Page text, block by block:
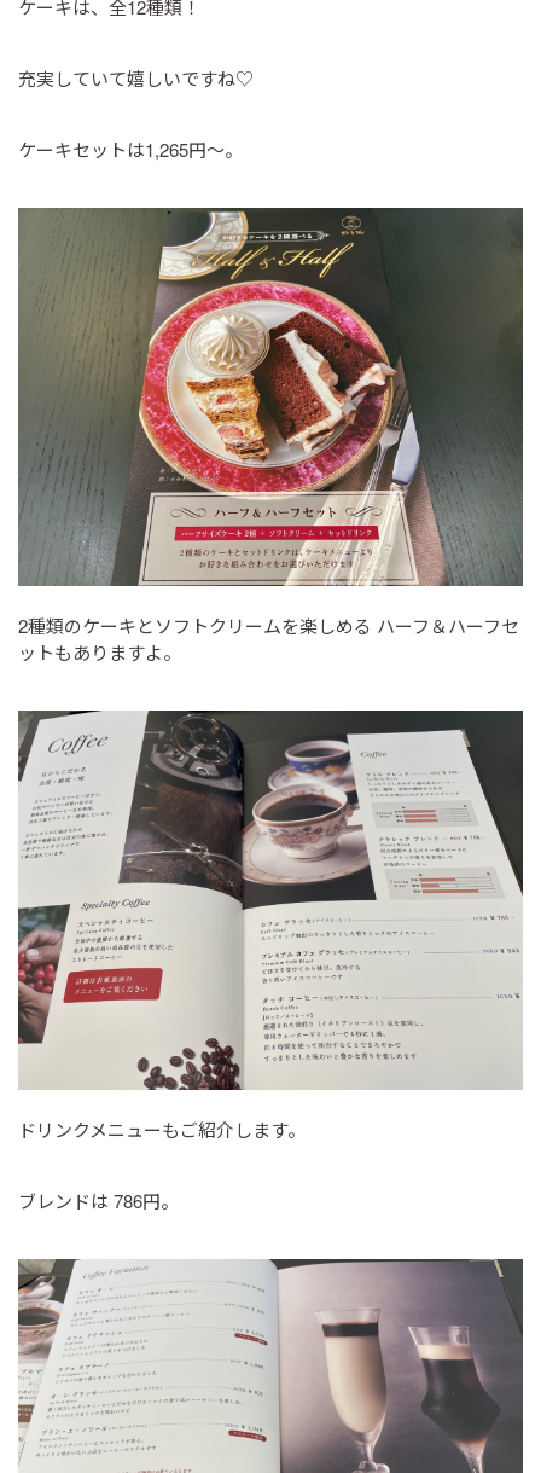
ケーキは、全12種類！
充実していて嬉しいですね♡
ケーキセットは1,265円～。
2種類のケーキとソフトクリームを楽しめる ハーフ＆ハーフセ
ットもありますよ。
ドリンクメニューもご紹介します。
ブレンドは 786円。